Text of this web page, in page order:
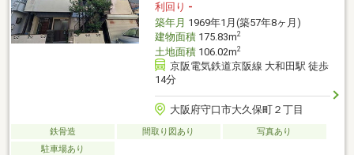
利回り -
築年月 1969年1月(築57年8ヶ月)
建物面積175.83m2
土地面積106.02m2
京阪電気鉄道京阪線 大和田駅 徒歩
14分
大阪府守口市大久保町２丁目
鉄骨造 間取り図あり
写真あり
駐車場あり